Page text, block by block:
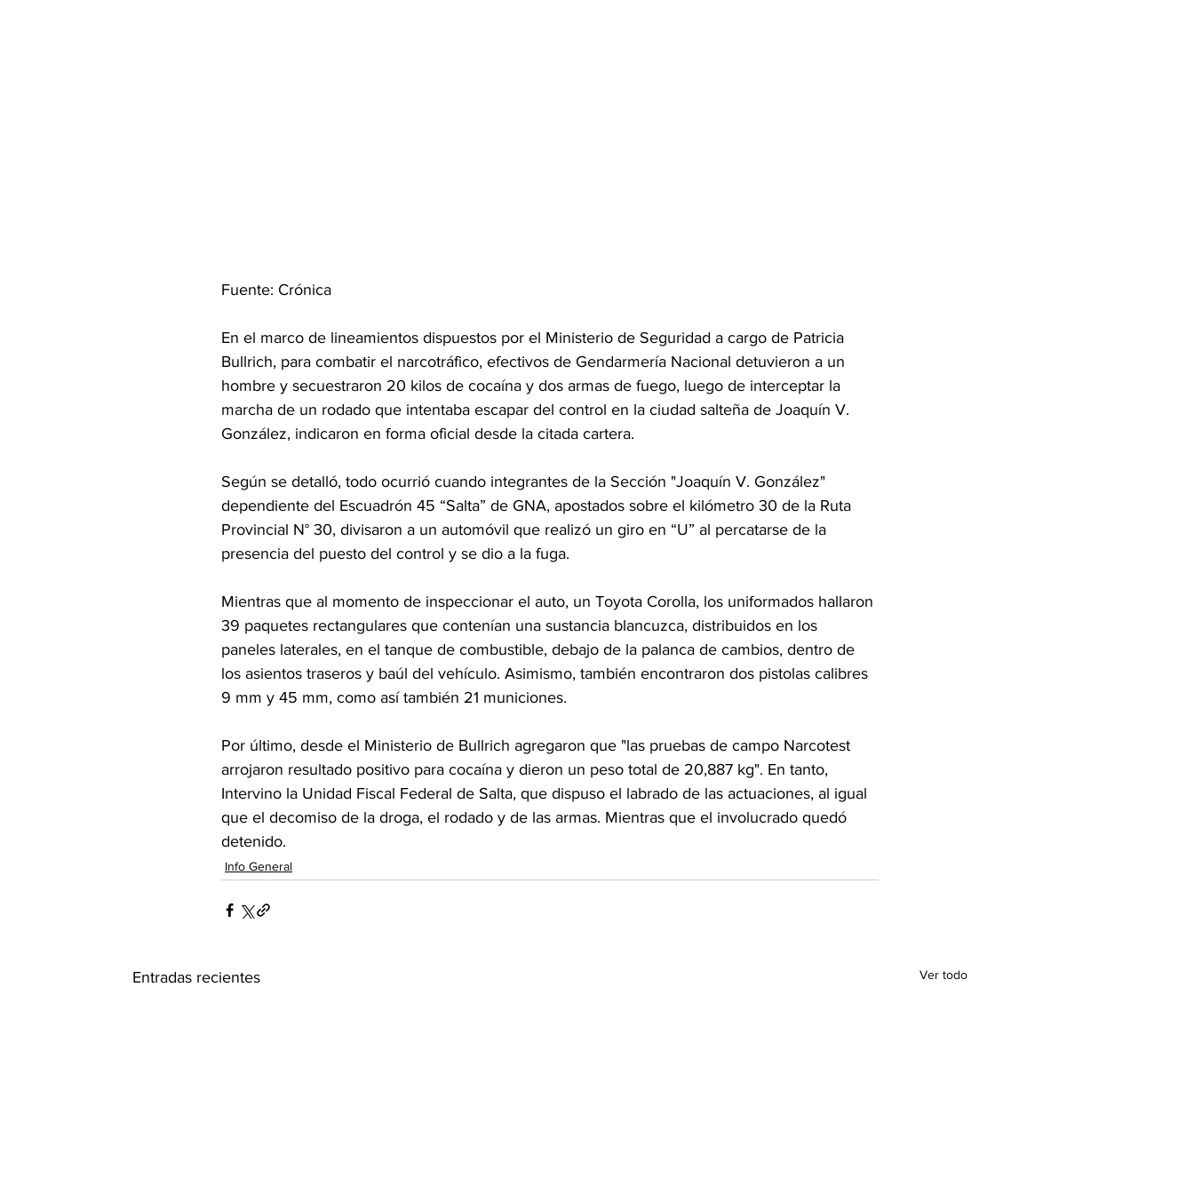
Fuente: Crónica
En el marco de lineamientos dispuestos por el Ministerio de Seguridad a cargo de Patricia
Bullrich, para combatir el narcotráfico, efectivos de Gendarmería Nacional detuvieron a un
hombre y secuestraron 20 kilos de cocaína y dos armas de fuego, luego de interceptar la
marcha de un rodado que intentaba escapar del control en la ciudad salteña de Joaquín V.
González, indicaron en forma oficial desde la citada cartera.
Según se detalló, todo ocurrió cuando integrantes de la Sección "Joaquín V. González"
dependiente del Escuadrón 45 “Salta” de GNA, apostados sobre el kilómetro 30 de la Ruta
Provincial N° 30, divisaron a un automóvil que realizó un giro en “U” al percatarse de la
presencia del puesto del control y se dio a la fuga.
Mientras que al momento de inspeccionar el auto, un Toyota Corolla, los uniformados hallaron
39 paquetes rectangulares que contenían una sustancia blancuzca, distribuidos en los
paneles laterales, en el tanque de combustible, debajo de la palanca de cambios, dentro de
los asientos traseros y baúl del vehículo. Asimismo, también encontraron dos pistolas calibres
9 mm y 45 mm, como así también 21 municiones.
Por último, desde el Ministerio de Bullrich agregaron que "las pruebas de campo Narcotest
arrojaron resultado positivo para cocaína y dieron un peso total de 20,887 kg". En tanto,
Intervino la Unidad Fiscal Federal de Salta, que dispuso el labrado de las actuaciones, al igual
que el decomiso de la droga, el rodado y de las armas. Mientras que el involucrado quedó
detenido.
Info General
Entradas recientes Ver todo